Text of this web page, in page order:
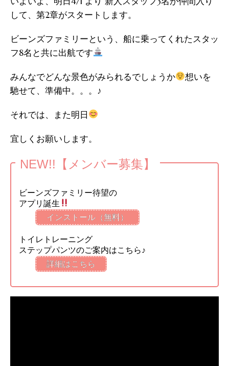
して、第2章がスタートします。
ビーンズファミリーという、船に乗ってくれたスタッ
フ8名と共に出航です
みんなでどんな景色がみられるでしょうか
想いを
馳せて、準備中。。。♪
それでは、また明日
宜しくお願いします。
NEW!!【メンバー募集】
ビーンズファミリー待望の
アプリ誕生
インストール（無料）
トイレトレーニング
ステップパンツのご案内はこちら♪
詳細はこちら